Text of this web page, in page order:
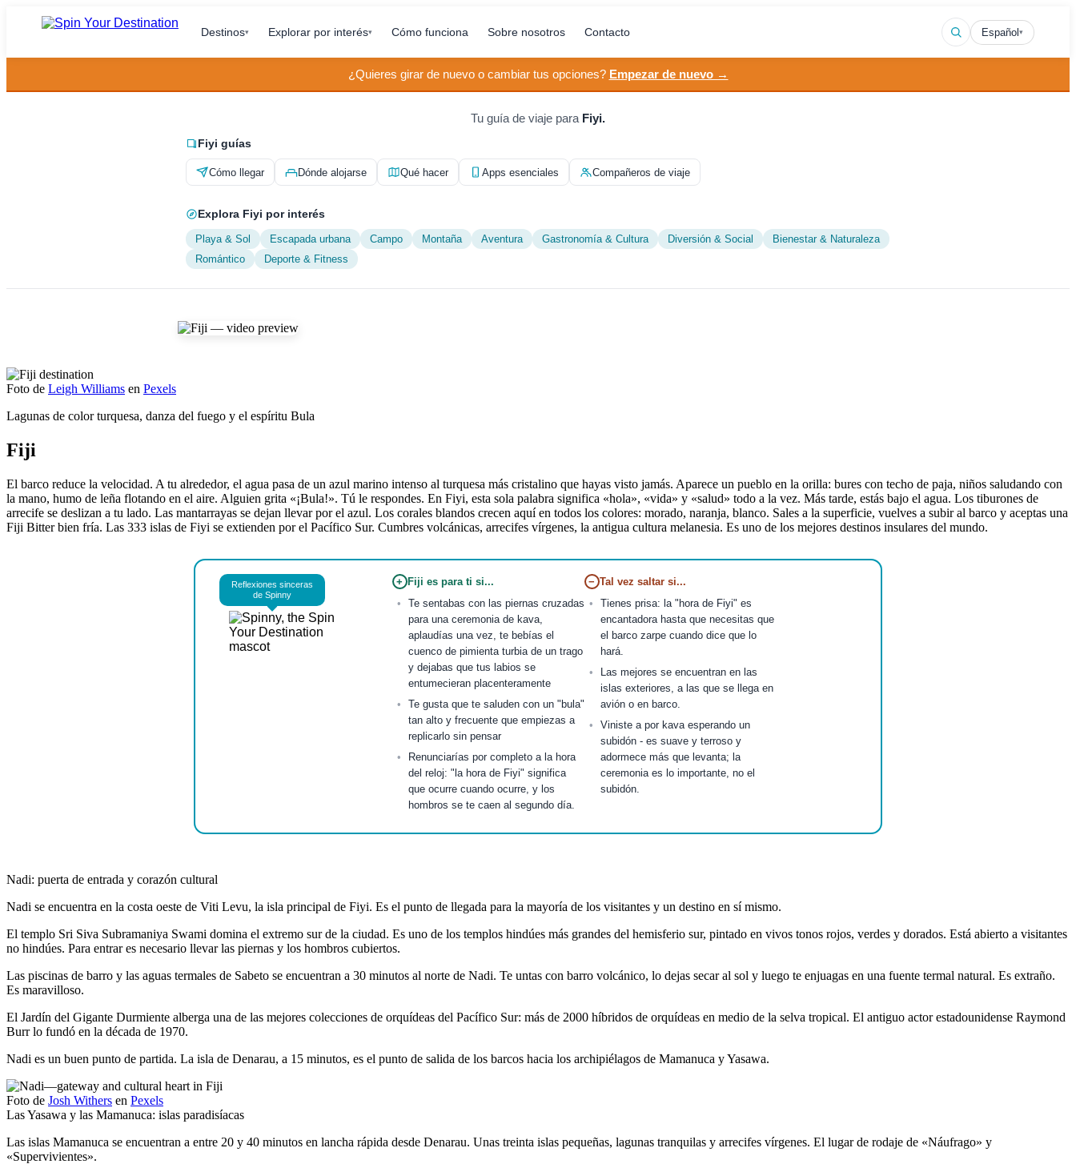
Destinos▾ Explorar por interés▾ Cómo funciona Sobre nosotros Contacto Español▾
¿Quieres girar de nuevo o cambiar tus opciones? Empezar de nuevo →
Tu guía de viaje para Fiyi.
Fiyi guías
Cómo llegar Dónde alojarse Qué hacer Apps esenciales Compañeros de viaje
Explora Fiyi por interés
Playa & Sol Escapada urbana Campo Montaña Aventura Gastronomía & Cultura Diversión & Social
Bienestar & Naturaleza
Romántico
Deporte & Fitness
Foto de Leigh Williams en Pexels
Lagunas de color turquesa, danza del fuego y el espíritu Bula
Fiji
El barco reduce la velocidad. A tu alrededor, el agua pasa de un azul marino intenso al turquesa más cristalino que hayas visto jamás. Aparece un pueblo en la orilla: bures con techo de paja, niños saludando con
la mano, humo de leña flotando en el aire. Alguien grita «¡Bula!». Tú le respondes. En Fiyi, esta sola palabra significa «hola», «vida» y «salud» todo a la vez. Más tarde, estás bajo el agua. Los tiburones de
arrecife se deslizan a tu lado. Las mantarrayas se dejan llevar por el azul. Los corales blandos crecen aquí en todos los colores: morado, naranja, blanco. Sales a la superficie, vuelves a subir al barco y aceptas una
Fiji Bitter bien fría. Las 333 islas de Fiyi se extienden por el Pacífico Sur. Cumbres volcánicas, arrecifes vírgenes, la antigua cultura melanesia. Es uno de los mejores destinos insulares del mundo.
Reflexiones sinceras
de Spinny
+ Fiji es para ti si...
Te sentabas con las piernas cruzadas
para una ceremonia de kava,
aplaudías una vez, te bebías el
cuenco de pimienta turbia de un trago
y dejabas que tus labios se
entumecieran placenteramente
Te gusta que te saluden con un "bula"
tan alto y frecuente que empiezas a
replicarlo sin pensar
Renunciarías por completo a la hora
del reloj: "la hora de Fiyi" significa
que ocurre cuando ocurre, y los
hombros se te caen al segundo día.
− Tal vez saltar si...
Tienes prisa: la "hora de Fiyi" es
encantadora hasta que necesitas que
el barco zarpe cuando dice que lo
hará.
Las mejores se encuentran en las
islas exteriores, a las que se llega en
avión o en barco.
Viniste a por kava esperando un
subidón - es suave y terroso y
adormece más que levanta; la
ceremonia es lo importante, no el
subidón.
Nadi: puerta de entrada y corazón cultural
Nadi se encuentra en la costa oeste de Viti Levu, la isla principal de Fiyi. Es el punto de llegada para la mayoría de los visitantes y un destino en sí mismo.
El templo Sri Siva Subramaniya Swami domina el extremo sur de la ciudad. Es uno de los templos hindúes más grandes del hemisferio sur, pintado en vivos tonos rojos, verdes y dorados. Está abierto a visitantes
no hindúes. Para entrar es necesario llevar las piernas y los hombros cubiertos.
Las piscinas de barro y las aguas termales de Sabeto se encuentran a 30 minutos al norte de Nadi. Te untas con barro volcánico, lo dejas secar al sol y luego te enjuagas en una fuente termal natural. Es extraño.
Es maravilloso.
El Jardín del Gigante Durmiente alberga una de las mejores colecciones de orquídeas del Pacífico Sur: más de 2000 híbridos de orquídeas en medio de la selva tropical. El antiguo actor estadounidense Raymond
Burr lo fundó en la década de 1970.
Nadi es un buen punto de partida. La isla de Denarau, a 15 minutos, es el punto de salida de los barcos hacia los archipiélagos de Mamanuca y Yasawa.
Foto de Josh Withers en Pexels
Las Yasawa y las Mamanuca: islas paradisíacas
Las islas Mamanuca se encuentran a entre 20 y 40 minutos en lancha rápida desde Denarau. Unas treinta islas pequeñas, lagunas tranquilas y arrecifes vírgenes. El lugar de rodaje de «Náufrago» y
«Supervivientes».